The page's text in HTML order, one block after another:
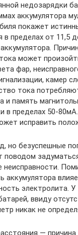
недозарядки
аккумулятора
покажет
в пределах от 11,5
может
фар,
камер
тока
и память
в пределах 50-
исправить
но безуспешные
поводом
неисправности.
аккумулятора
электролита. У
ввиду
никак не
—